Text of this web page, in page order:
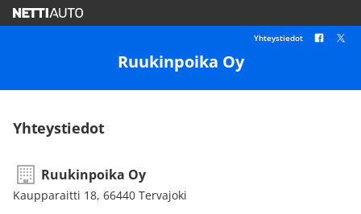
Ruukinpoika Oy
Yhteystiedot
Yhteystiedot
Ruukinpoika Oy
Kaupparaitti 18, 66440 Tervajoki